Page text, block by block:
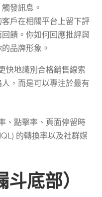
發訊息。
戶在相關平台上留下評
饋。你如何回應批評與
品牌形象。
快地識別合格銷售線索
，而是可以專注於最有
、點擊率、頁面停留時
的轉換率以及社群媒
底部）